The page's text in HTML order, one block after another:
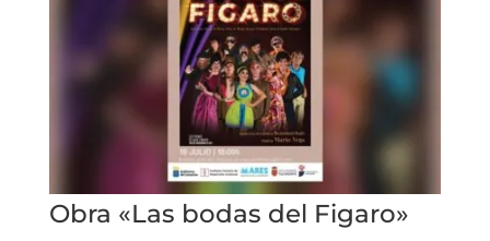
Obra «Las bodas del Figaro»